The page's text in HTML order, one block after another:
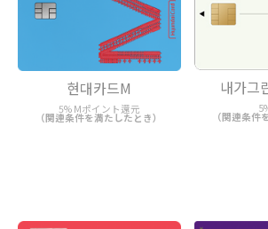
현대카드M
5% Mポイント還元
（関連条件を満たしたとき）
내가그
（関連条件